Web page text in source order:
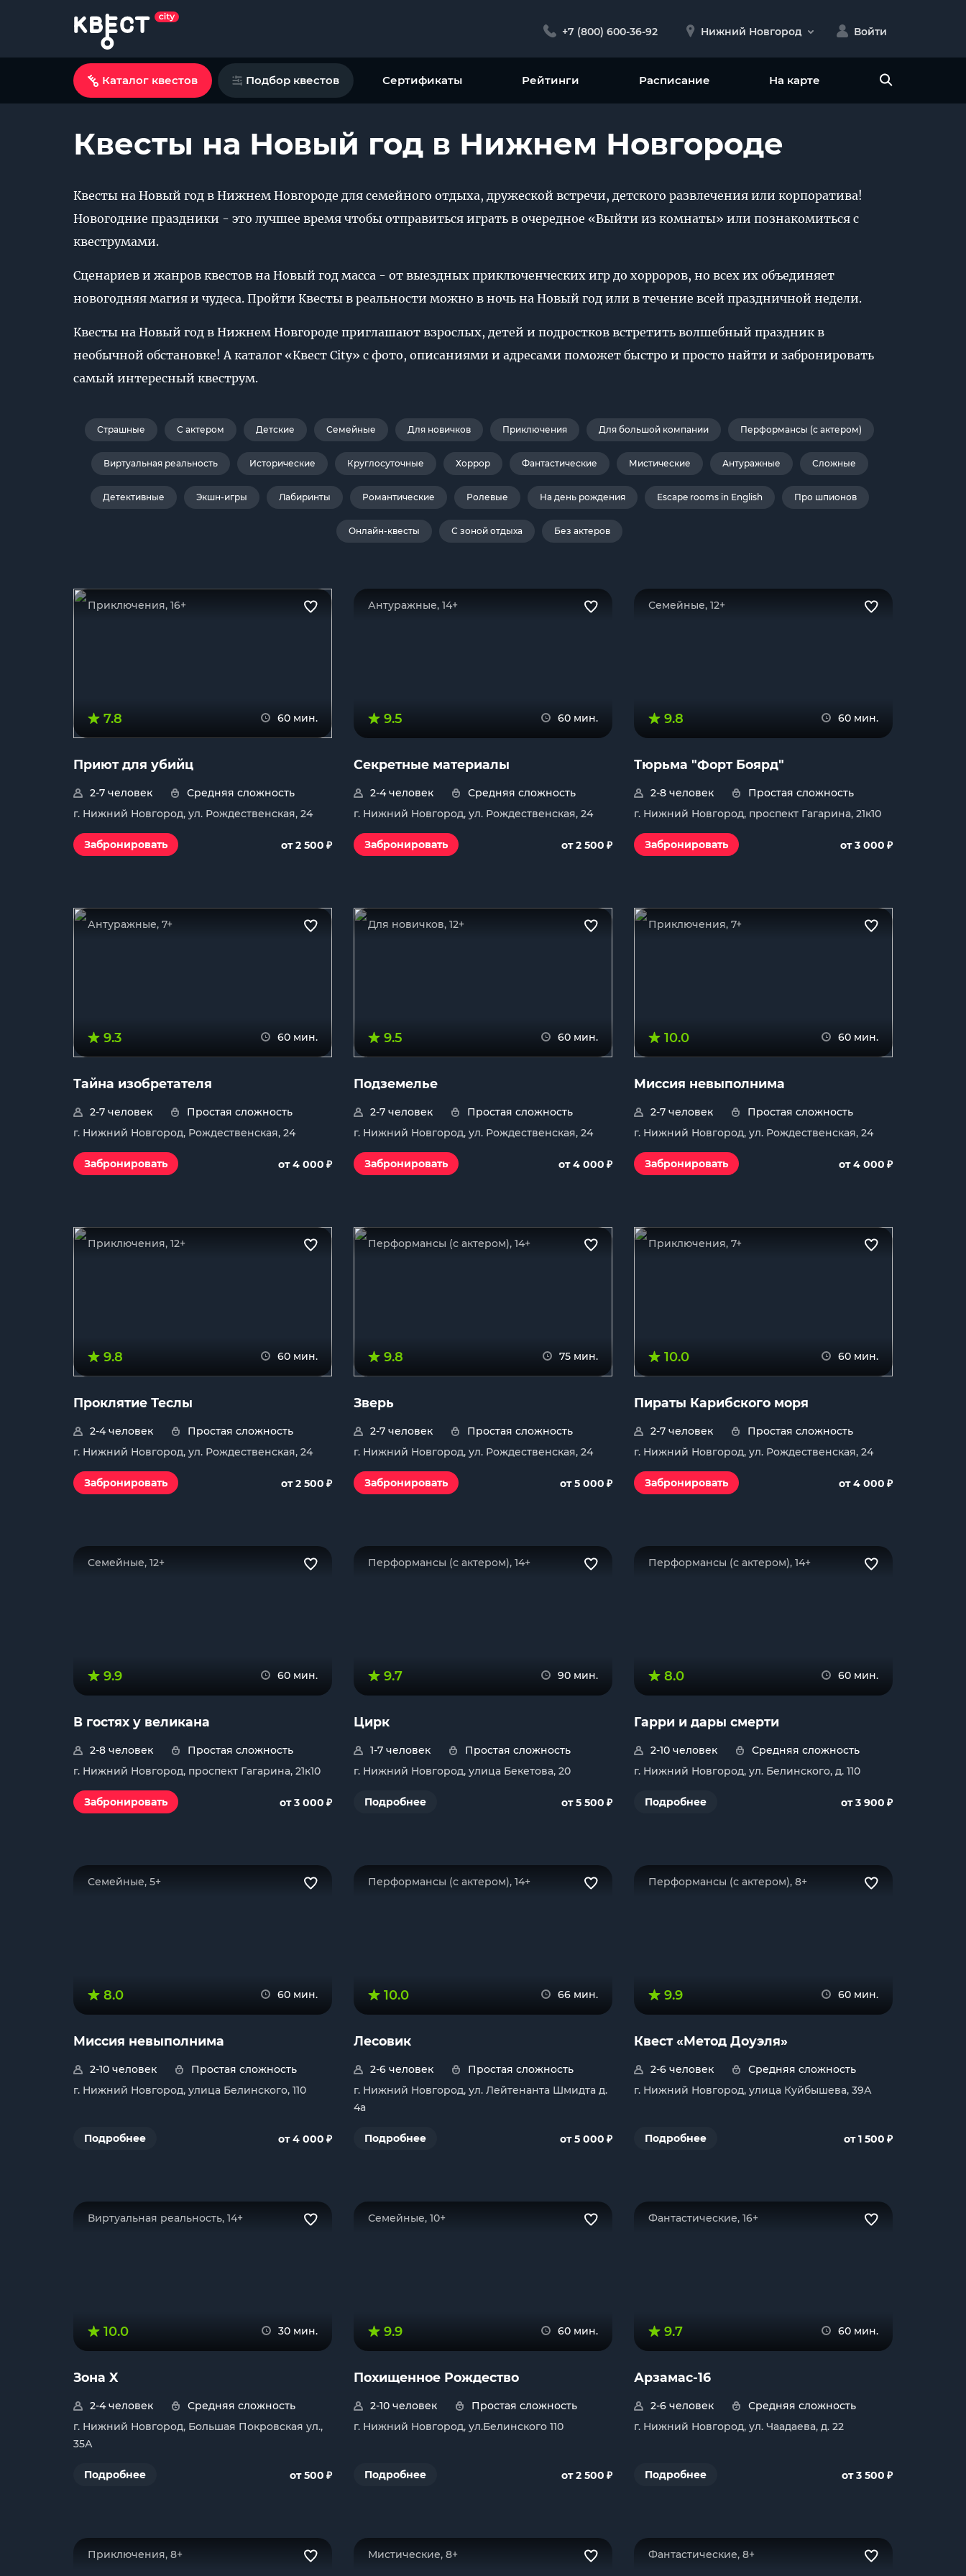
+7 (800) 600-36-92 Нижний Новгород Войти
Каталог квестов Подбор квестов Сертификаты Рейтинги Расписание На карте
Квесты на Новый год в Нижнем Новгороде
Квесты на Новый год в Нижнем Новгороде для семейного отдыха, дружеской встречи, детского развлечения или корпоратива!
Новогодние праздники - это лучшее время чтобы отправиться играть в очередное «Выйти из комнаты» или познакомиться с
квеструмами.
Сценариев и жанров квестов на Новый год масса - от выездных приключенческих игр до хорроров, но всех их объединяет
новогодняя магия и чудеса. Пройти Квесты в реальности можно в ночь на Новый год или в течение всей праздничной недели.
Квесты на Новый год в Нижнем Новгороде приглашают взрослых, детей и подростков встретить волшебный праздник в
необычной обстановке! А каталог «Квест City» с фото, описаниями и адресами поможет быстро и просто найти и забронировать
самый интересный квеструм.
Страшные С актером Детские Семейные Для новичков Приключения Для большой компании Перформансы (с актером)
Виртуальная реальность Исторические Круглосуточные Хоррор Фантастические Мистические Антуражные Сложные
Детективные Экшн-игры Лабиринты Романтические Ролевые На день рождения Escape rooms in English Про шпионов
Онлайн-квесты С зоной отдыха Без актеров
Приключения, 16+
7.8 60 мин.
Приют для убийц
2-7 человек
Средняя сложность
г. Нижний Новгород, ул. Рождественская, 24
Забронировать от 2 500 ₽
Антуражные, 14+
9.5 60 мин.
Секретные материалы
2-4 человек
Средняя сложность
г. Нижний Новгород, ул. Рождественская, 24
Забронировать от 2 500 ₽
Семейные, 12+
9.8 60 мин.
Тюрьма "Форт Боярд"
2-8 человек
Простая сложность
г. Нижний Новгород, проспект Гагарина, 21к10
Забронировать от 3 000 ₽
Антуражные, 7+
9.3 60 мин.
Тайна изобретателя
2-7 человек
Простая сложность
г. Нижний Новгород, Рождественская, 24
Забронировать от 4 000 ₽
Для новичков, 12+
9.5 60 мин.
Подземелье
2-7 человек
Простая сложность
г. Нижний Новгород, ул. Рождественская, 24
Забронировать от 4 000 ₽
Приключения, 7+
10.0 60 мин.
Миссия невыполнима
2-7 человек
Простая сложность
г. Нижний Новгород, ул. Рождественская, 24
Забронировать от 4 000 ₽
Приключения, 12+
9.8 60 мин.
Проклятие Теслы
2-4 человек
Простая сложность
г. Нижний Новгород, ул. Рождественская, 24
Забронировать от 2 500 ₽
Перформансы (с актером), 14+
9.8 75 мин.
Зверь
2-7 человек
Простая сложность
г. Нижний Новгород, ул. Рождественская, 24
Забронировать от 5 000 ₽
Приключения, 7+
10.0 60 мин.
Пираты Карибского моря
2-7 человек
Простая сложность
г. Нижний Новгород, ул. Рождественская, 24
Забронировать от 4 000 ₽
Семейные, 12+
9.9 60 мин.
В гостях у великана
2-8 человек
Простая сложность
г. Нижний Новгород, проспект Гагарина, 21к10
Забронировать от 3 000 ₽
Перформансы (с актером), 14+
9.7 90 мин.
Цирк
1-7 человек
Простая сложность
г. Нижний Новгород, улица Бекетова, 20
Подробнее от 5 500 ₽
Перформансы (с актером), 14+
8.0 60 мин.
Гарри и дары смерти
2-10 человек
Средняя сложность
г. Нижний Новгород, ул. Белинского, д. 110
Подробнее от 3 900 ₽
Семейные, 5+
8.0 60 мин.
Миссия невыполнима
2-10 человек
Простая сложность
г. Нижний Новгород, улица Белинского, 110
Подробнее от 4 000 ₽
Перформансы (с актером), 14+
10.0 66 мин.
Лесовик
2-6 человек
Простая сложность
г. Нижний Новгород, ул. Лейтенанта Шмидта д.
4а
Подробнее от 5 000 ₽
Перформансы (с актером), 8+
9.9 60 мин.
Квест «Метод Доуэля»
2-6 человек
Средняя сложность
г. Нижний Новгород, улица Куйбышева, 39А
Подробнее от 1 500 ₽
Виртуальная реальность, 14+
10.0 30 мин.
Зона X
2-4 человек
Средняя сложность
г. Нижний Новгород, Большая Покровская ул.,
35А
Подробнее от 500 ₽
Семейные, 10+
9.9 60 мин.
Похищенное Рождество
2-10 человек
Простая сложность
г. Нижний Новгород, ул.Белинского 110
Подробнее от 2 500 ₽
Фантастические, 16+
9.7 60 мин.
Арзамас-16
2-6 человек
Средняя сложность
г. Нижний Новгород, ул. Чаадаева, д. 22
Подробнее от 3 500 ₽
Приключения, 8+ Мистические, 8+ Фантастические, 8+